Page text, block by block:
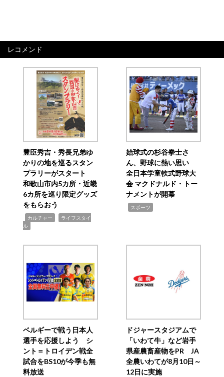
レコメンド
豊臣秀吉・秀長兄弟ゆ
かりの地を巡るスタン
プラリーがスタート
和歌山市内5カ所・近畿
6カ所を巡り限定グッズ
をもらおう
カルチャー
ライフスタイ
ル
始球式の杉谷拳士さ
ん、野球に熱い思い
全日本学童軟式野球大
会 マクドナルド・トー
ナメントが開幕
スポーツ
ベルギーで戦う日本人
選手を応援しよう シ
ント＝トロイデン戦全
試合をBS10が今季も無
料放送
ドジャースタジアムで
「いわて牛」など岩手
県産農畜産物をPR JA
全農いわてが8月10日～
12日に実施